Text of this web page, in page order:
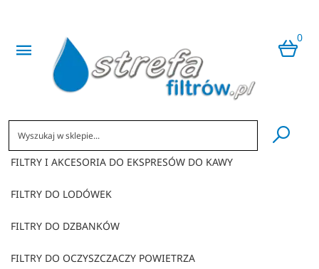
0
​
FILTRY I AKCESORIA DO EKSPRESÓW DO KAWY
FILTRY DO LODÓWEK
FILTRY DO DZBANKÓW
FILTRY DO OCZYSZCZACZY POWIETRZA